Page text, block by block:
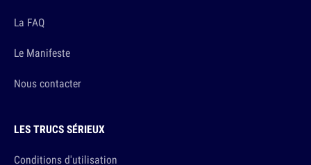
La FAQ
Le Manifeste
Nous contacter
LES TRUCS SÉRIEUX
Conditions d'utilisation